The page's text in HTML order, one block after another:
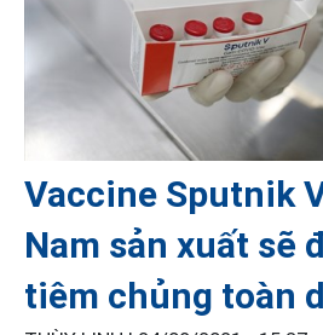
Vaccine Sputnik
Nam sản xuất sẽ
tiêm chủng toàn